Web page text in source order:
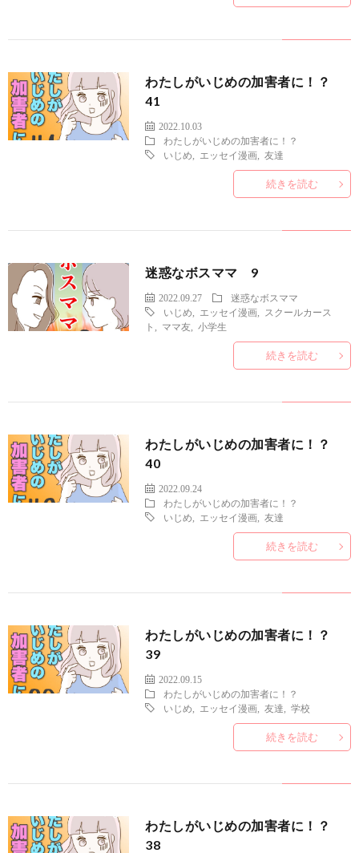
わたしがいじめの加害者に！？
41
2022.10.03
わたしがいじめの加害者に！？
いじめ
エッセイ漫画 友達
続きを読む
迷惑なボスママ 9
2022.09.27
迷惑なボスママ
いじめ
エッセイ漫画
スクールカース
ト
ママ友 ,小学生
続きを読む
わたしがいじめの加害者に！？
40
2022.09.24
わたしがいじめの加害者に！？
いじめ
エッセイ漫画 友達
続きを読む
わたしがいじめの加害者に！？
39
2022.09.15
わたしがいじめの加害者に！？
いじめ
エッセイ漫画 友達 ,学校
続きを読む
わたしがいじめの加害者に！？
38